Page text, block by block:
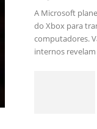
A Microsoft
do Xbox para
computadores.
internos